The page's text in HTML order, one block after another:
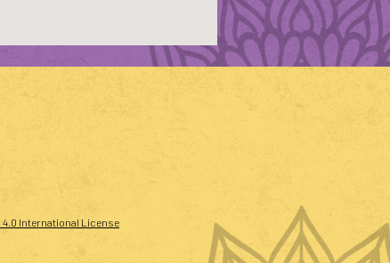
International License